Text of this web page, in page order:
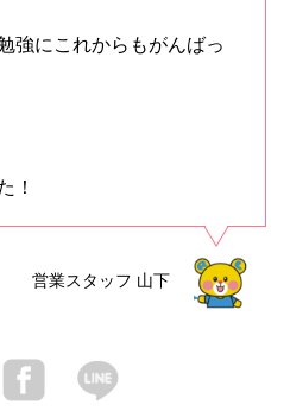
強にこれからもがんばっ
！
営業スタッフ 山下